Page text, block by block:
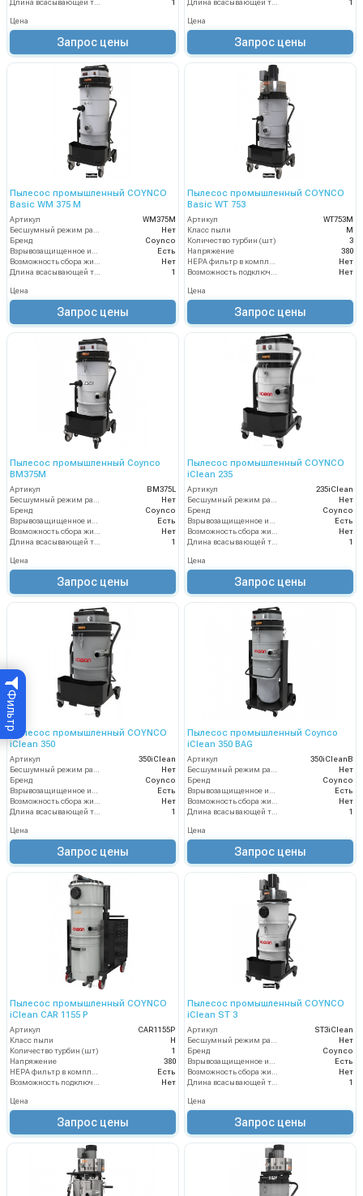
Фильтр
1
Цена
Запрос цены
1
Цена
Запрос цены
Пылесос промышленный COYNCO
Basic WM 375 M
Артикул
WM375M
Нет
Бренд
Coynco
Есть
Нет
1
Цена
Запрос цены
Пылесос промышленный COYNCO
Basic WT 753
Артикул
WT753M
Класс пыли
М
Количество турбин (шт)
3
Напряжение
380
Нет
Нет
Цена
Запрос цены
Пылесос промышленный Coynco
BM375M
Артикул
BM375L
Бесшумный режим работы
Нет
Бренд
Coynco
Взрывозащищенное исполнение
Есть
Возможность сбора жидкой грязи
Нет
Длина всасывающей трубки
1
Цена
Запрос цены
Пылесос промышленный COYNCO
iClean 235
Артикул
235iClean
Бесшумный режим работы
Нет
Бренд
Coynco
Взрывозащищенное исполнение
Есть
Возможность сбора жидкой грязи
Нет
Длина всасывающей трубки
1
Цена
Запрос цены
Пылесос промышленный COYNCO
iClean 350
Артикул
350iClean
Бесшумный режим работы
Нет
Бренд
Coynco
Взрывозащищенное исполнение
Есть
Возможность сбора жидкой грязи
Нет
Длина всасывающей трубки
1
Цена
Запрос цены
Пылесос промышленный Coynco
iClean 350 BAG
Артикул
350iCleanB
Бесшумный режим работы
Нет
Бренд
Coynco
Взрывозащищенное исполнение
Есть
Возможность сбора жидкой грязи
Нет
Длина всасывающей трубки
1
Цена
Запрос цены
Пылесос промышленный COYNCO
iClean CAR 1155 P
Артикул
CAR1155P
Класс пыли
H
Количество турбин (шт)
1
Напряжение
380
Есть
Нет
Цена
Запрос цены
Пылесос промышленный COYNCO
iClean ST 3
Артикул
ST3iClean
Нет
Бренд
Coynco
Есть
Нет
1
Цена
Запрос цены